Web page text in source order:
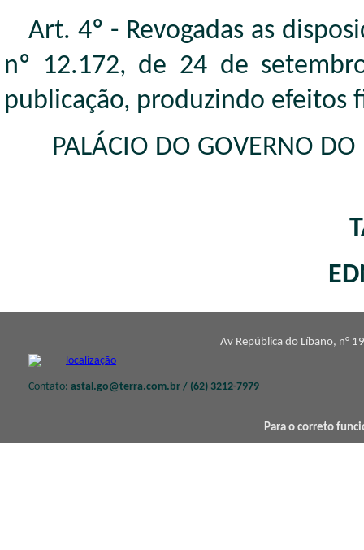
Art. 4º - Revogadas as
nº 12.172, de 24 de
publicação, produzindo efeitos
PALÁCIO DO GOVERNO
Av República do Líbano, n°
Contato: astal.go@terra.com.br / (62) 3212-7979
Para o correto